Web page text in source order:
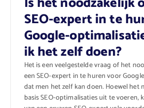
SEO-expert in te
Google-
ik het zelf doen?
Het is een veelgestelde vraag of het
een SEO-expert in te huren voor
dat men het zelf kan doen. Hoewel het
basis SEO-optimalisaties uit te voeren,